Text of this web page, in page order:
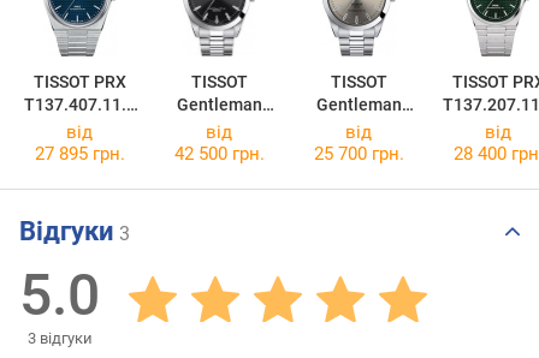
TISSOT PRX
T137.407.11.0
41.00
TISSOT
Gentleman
Powermatic 80
Silicium
51.00
TISSOT
Gentleman
Powermatic 80
T127.407.11.0
TISSOT
91.00
від
27 895 грн.
від
42 500 грн.
від
25 700 грн.
від
28 400
Відгуки 3
5.0
3 відгуки